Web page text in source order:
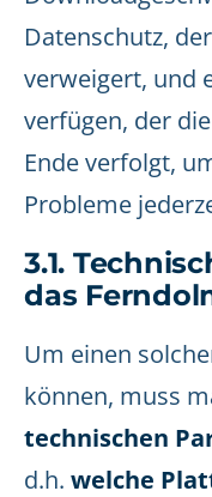
Datenschutz,
verweigert, und
verfügen, der
Ende verfolgt,
Probleme
3.1.
das
Um einen
können, muss
technischen
d.h. welche